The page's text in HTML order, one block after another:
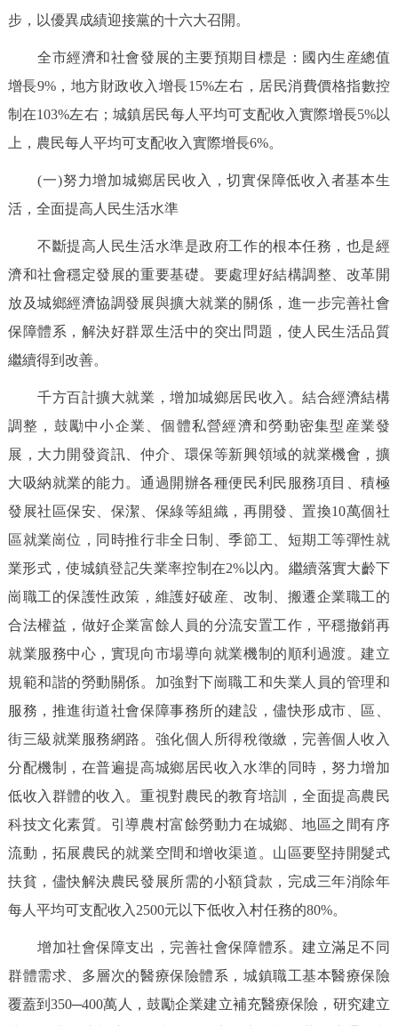
步，以優異成績迎接黨的十六大召開。
全市經濟和社會發展的主要預期目標是：國內生産總值
增長9%，地方財政收入增長15%左右，居民消費價格指數控
制在103%左右；城鎮居民每人平均可支配收入實際增長5%以
上，農民每人平均可支配收入實際增長6%。
(一)努力增加城鄉居民收入，切實保障低收入者基本生
活，全面提高人民生活水準
不斷提高人民生活水準是政府工作的根本任務，也是經
濟和社會穩定發展的重要基礎。要處理好結構調整、改革開
放及城鄉經濟協調發展與擴大就業的關係，進一步完善社會
保障體系，解決好群眾生活中的突出問題，使人民生活品質
繼續得到改善。
千方百計擴大就業，增加城鄉居民收入。結合經濟結構
調整，鼓勵中小企業、個體私營經濟和勞動密集型産業發
展，大力開發資訊、仲介、環保等新興領域的就業機會，擴
大吸納就業的能力。通過開辦各種便民利民服務項目、積極
發展社區保安、保潔、保綠等組織，再開發、置換10萬個社
區就業崗位，同時推行非全日制、季節工、短期工等彈性就
業形式，使城鎮登記失業率控制在2%以內。繼續落實大齡下
崗職工的保護性政策，維護好破産、改制、搬遷企業職工的
合法權益，做好企業富餘人員的分流安置工作，平穩撤銷再
就業服務中心，實現向市場導向就業機制的順利過渡。建立
規範和諧的勞動關係。加強對下崗職工和失業人員的管理和
服務，推進街道社會保障事務所的建設，儘快形成市、區、
街三級就業服務網路。強化個人所得稅徵繳，完善個人收入
分配機制，在普遍提高城鄉居民收入水準的同時，努力增加
低收入群體的收入。重視對農民的教育培訓，全面提高農民
科技文化素質。引導農村富餘勞動力在城鄉、地區之間有序
流動，拓展農民的就業空間和增收渠道。山區要堅持開髮式
扶貧，儘快解決農民發展所需的小額貸款，完成三年消除年
每人平均可支配收入2500元以下低收入村任務的80%。
增加社會保障支出，完善社會保障體系。建立滿足不同
群體需求、多層次的醫療保險體系，城鎮職工基本醫療保險
覆蓋到350─400萬人，鼓勵企業建立補充醫療保險，研究建立